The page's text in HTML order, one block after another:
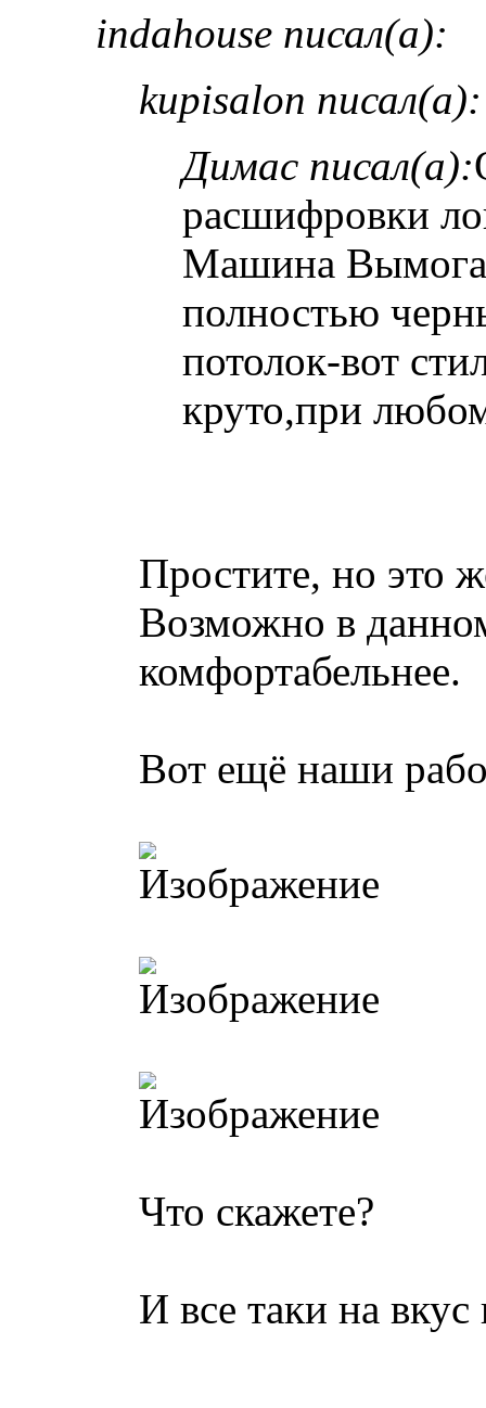
indahouse писал(а):
kupisalon писал(а):
Димас писал(а):
расшифровки
Машина
полностью
потолок-вот
круто,при
Простите, но это
Возможно в
комфортабельнее.
Вот ещё наши
Что скажете?
И все таки на вкус